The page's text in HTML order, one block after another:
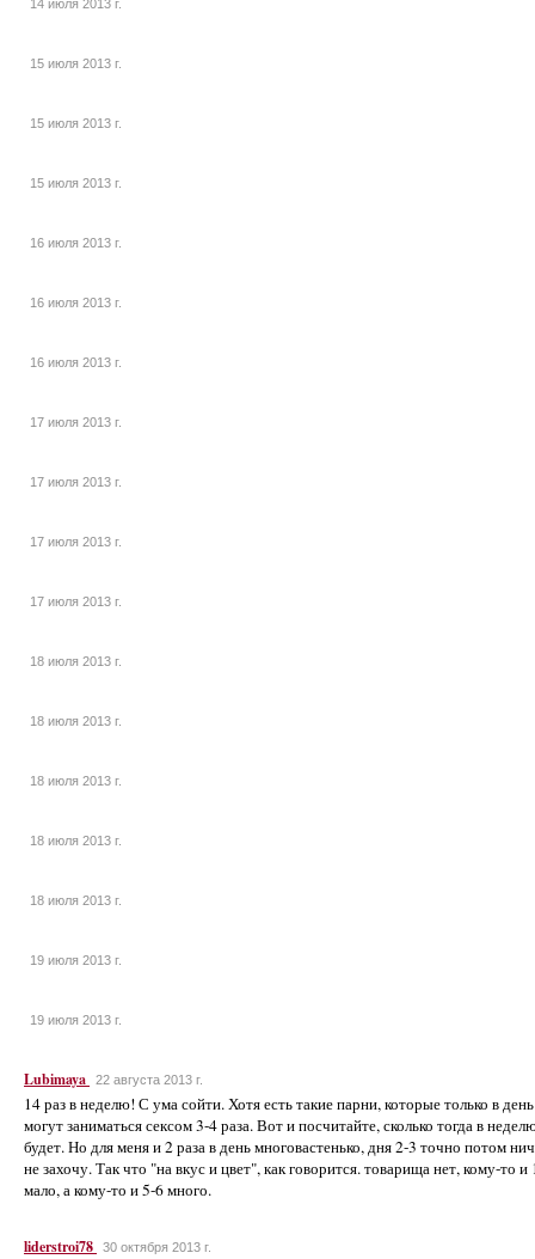
14 июля 2013 г.
15 июля 2013 г.
15 июля 2013 г.
15 июля 2013 г.
16 июля 2013 г.
16 июля 2013 г.
16 июля 2013 г.
17 июля 2013 г.
17 июля 2013 г.
17 июля 2013 г.
17 июля 2013 г.
18 июля 2013 г.
18 июля 2013 г.
18 июля 2013 г.
18 июля 2013 г.
18 июля 2013 г.
19 июля 2013 г.
19 июля 2013 г.
Lubimaya 22 августа 2013 г.
14 раз в неделю! С ума сойти. Хотя есть такие парни, которые только в день
могут заниматься сексом 3-4 раза. Вот и посчитайте, сколько тогда в
будет. Но для меня и 2 раза в день многовастенько, дня 2-3 точно потом
не захочу. Так что "на вкус и цвет", как говорится. товарища нет, кому-то и
мало, а кому-то и 5-6 много.
liderstroi78 30 октября 2013 г.